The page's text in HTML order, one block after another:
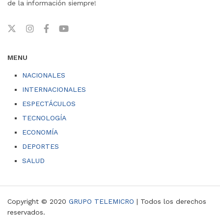
de la información siempre!
MENU
NACIONALES
INTERNACIONALES
ESPECTÁCULOS
TECNOLOGÍA
ECONOMÍA
DEPORTES
SALUD
Copyright © 2020 GRUPO TELEMICRO | Todos los derechos
reservados.